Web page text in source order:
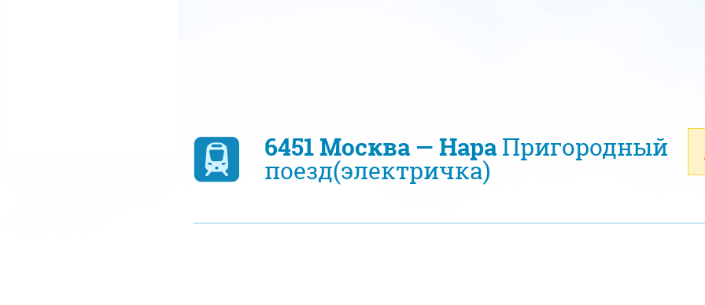
6451 Москва — НараПригородный
поезд(электричка)